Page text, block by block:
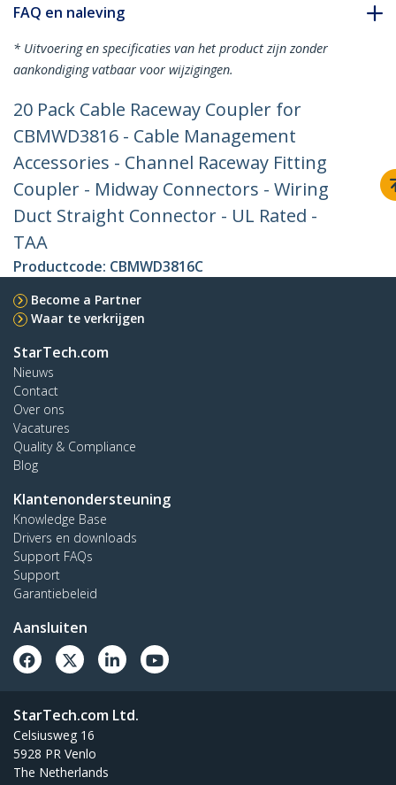
FAQ en naleving
* Uitvoering en specificaties van het product zijn zonder
aankondiging vatbaar voor wijzigingen.
20 Pack Cable Raceway Coupler for
CBMWD3816 - Cable Management
Accessories - Channel Raceway Fitting
Coupler - Midway Connectors - Wiring
Duct Straight Connector - UL Rated -
TAA
Productcode: CBMWD3816C
Become a Partner
Waar te verkrijgen
StarTech.com
Nieuws
Contact
Over ons
Vacatures
Quality & Compliance
Blog
Klantenondersteuning
Knowledge Base
Drivers en downloads
Support FAQs
Support
Garantiebeleid
Aansluiten
StarTech.com Ltd.
Celsiusweg 16
5928 PR Venlo
The Netherlands